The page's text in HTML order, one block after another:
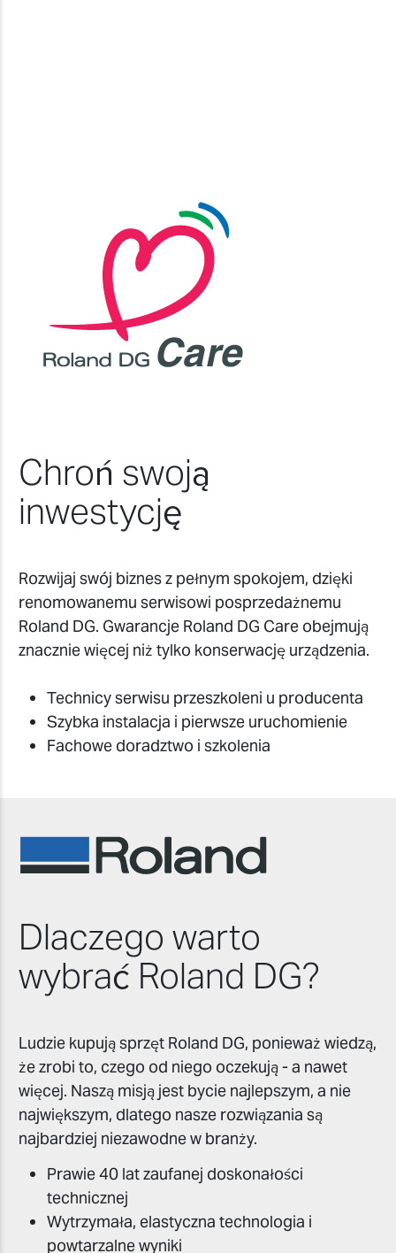
Chroń swoją
inwestycję
Rozwijaj swój biznes z pełnym spokojem, dzięki
renomowanemu serwisowi posprzedażnemu
Roland DG. Gwarancje Roland DG Care obejmują
znacznie więcej niż tylko konserwację urządzenia.
Technicy serwisu przeszkoleni u producenta
Szybka instalacja i pierwsze uruchomienie
Fachowe doradztwo i szkolenia
Dlaczego warto
wybrać Roland DG?
Ludzie kupują sprzęt Roland DG, ponieważ wiedzą,
że zrobi to, czego od niego oczekują - a nawet
więcej. Naszą misją jest bycie najlepszym, a nie
największym, dlatego nasze rozwiązania są
najbardziej niezawodne w branży.
Prawie 40 lat zaufanej doskonałości
technicznej
Wytrzymała, elastyczna technologia i
powtarzalne wyniki